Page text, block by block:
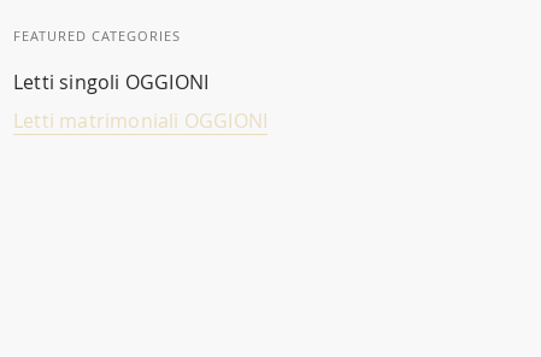
FEATURED CATEGORIES
Letti singoli OGGIONI
Letti matrimoniali OGGIONI